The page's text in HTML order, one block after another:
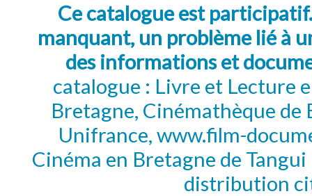
Ce catalogue est
manquant, un problème lié à
des informations et
catalogue : Livre et Lecture
Bretagne, Cinémathèque de
Unifrance, www.film-
Cinéma en Bretagne de
distribution